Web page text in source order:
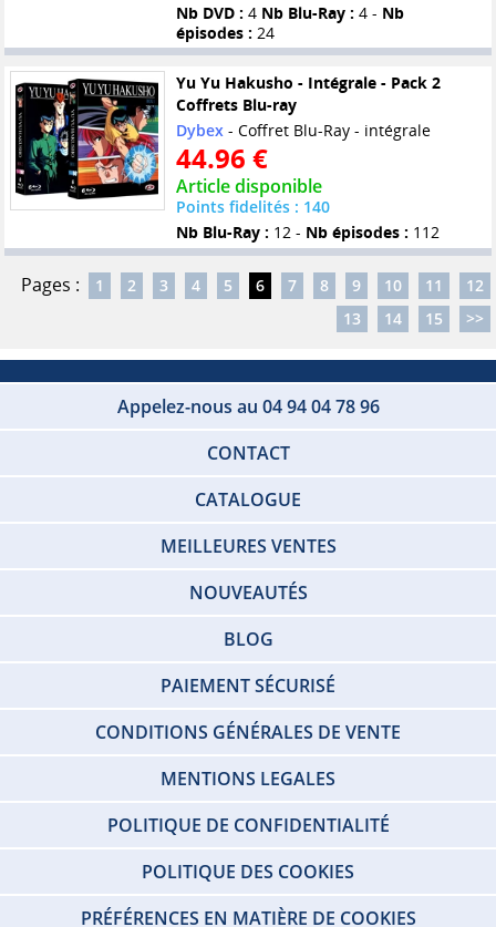
Nb DVD : 4 Nb Blu-Ray : 4 - Nb
épisodes : 24
Yu Yu Hakusho - Intégrale - Pack 2
Coffrets Blu-ray
Dybex- Coffret Blu-Ray - intégrale
44.96 €
Article disponible
Points fidelités : 140
Nb Blu-Ray : 12 - Nb épisodes : 112
Pages : 1 2 3 4 5 6 7 8 9 10 11
12
13
14 15 >>
Appelez-nous au 04 94 04 78 96
CONTACT
CATALOGUE
MEILLEURES VENTES
NOUVEAUTÉS
BLOG
PAIEMENT SÉCURISÉ
CONDITIONS GÉNÉRALES DE VENTE
MENTIONS LEGALES
POLITIQUE DE CONFIDENTIALITÉ
POLITIQUE DES COOKIES
PRÉFÉRENCES EN MATIÈRE DE COOKIES